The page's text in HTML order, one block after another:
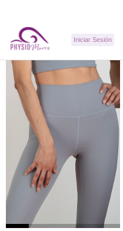
contenido
Iniciar Sesión